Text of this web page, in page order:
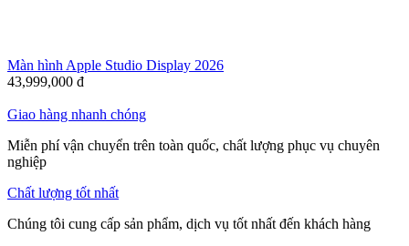
Màn hình Apple Studio Display 2026
43,999,000 đ
Giao hàng nhanh chóng
Miễn phí vận chuyển trên toàn quốc, chất lượng phục vụ chuyên
nghiệp
Chất lượng tốt nhất
Chúng tôi cung cấp sản phẩm, dịch vụ tốt nhất đến khách hàng